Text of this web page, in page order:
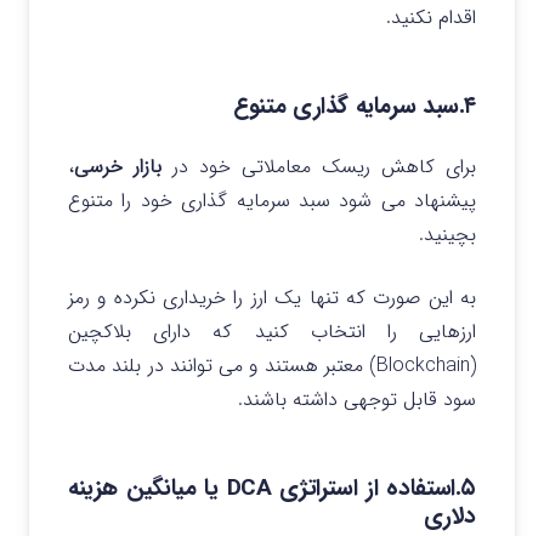
اقدام نکنید.
۴.سبد سرمایه گذاری متنوع
برای کاهش ریسک معاملاتی خود در بازار خرسی،
پیشنهاد می شود سبد سرمایه گذاری خود را متنوع
بچینید.
به این صورت که تنها یک ارز را خریداری نکرده و رمز
ارزهایی را انتخاب کنید که دارای بلاکچین
(Blockchain) معتبر هستند و می توانند در بلند مدت
سود قابل توجهی داشته باشند.
۵.استفاده از استراتژی DCA یا میانگین هزینه
دلاری